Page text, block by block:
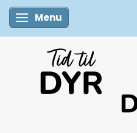
Skifte navigation
Menu